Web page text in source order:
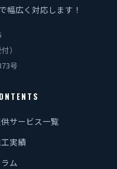
幅広く対応します！
）
号
サービス一覧
実績
ム